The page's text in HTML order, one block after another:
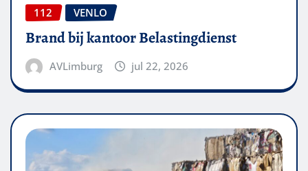
112 VENLO
Brand bij kantoor Belastingdienst
AVLimburg jul 22, 2026